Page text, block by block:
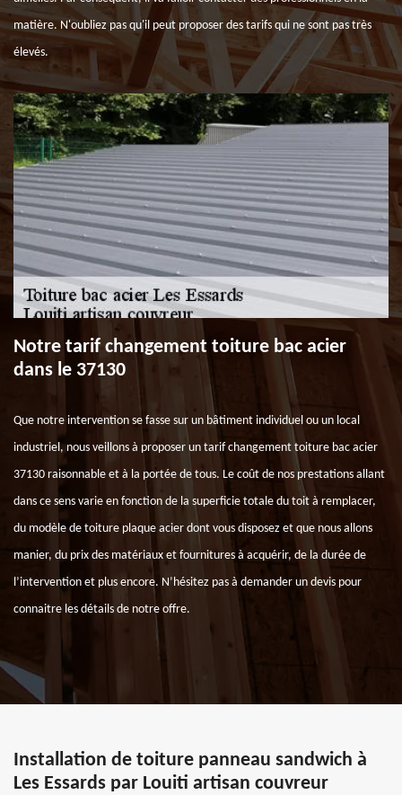
matière. N'oubliez pas qu'il peut proposer des tarifs qui ne sont pas très
élevés.
Notre tarif changement toiture bac acier
dans le 37130
Que notre intervention se fasse sur un bâtiment individuel ou un local
industriel, nous veillons à proposer un tarif changement toiture bac acier
37130 raisonnable et à la portée de tous. Le coût de nos prestations allant
dans ce sens varie en fonction de la superficie totale du toit à remplacer,
du modèle de toiture plaque acier dont vous disposez et que nous allons
manier, du prix des matériaux et fournitures à acquérir, de la durée de
l’intervention et plus encore. N’hésitez pas à demander un devis pour
connaitre les détails de notre offre.
Installation de toiture panneau sandwich à
Les Essards par Louiti artisan couvreur